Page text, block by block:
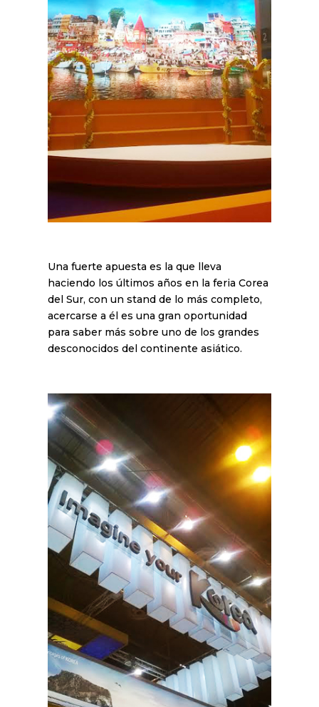
Una fuerte apuesta es la que lleva
haciendo los últimos años en la feria Corea
del Sur, con un stand de lo más completo,
acercarse a él es una gran oportunidad
para saber más sobre uno de los grandes
desconocidos del continente asiático.